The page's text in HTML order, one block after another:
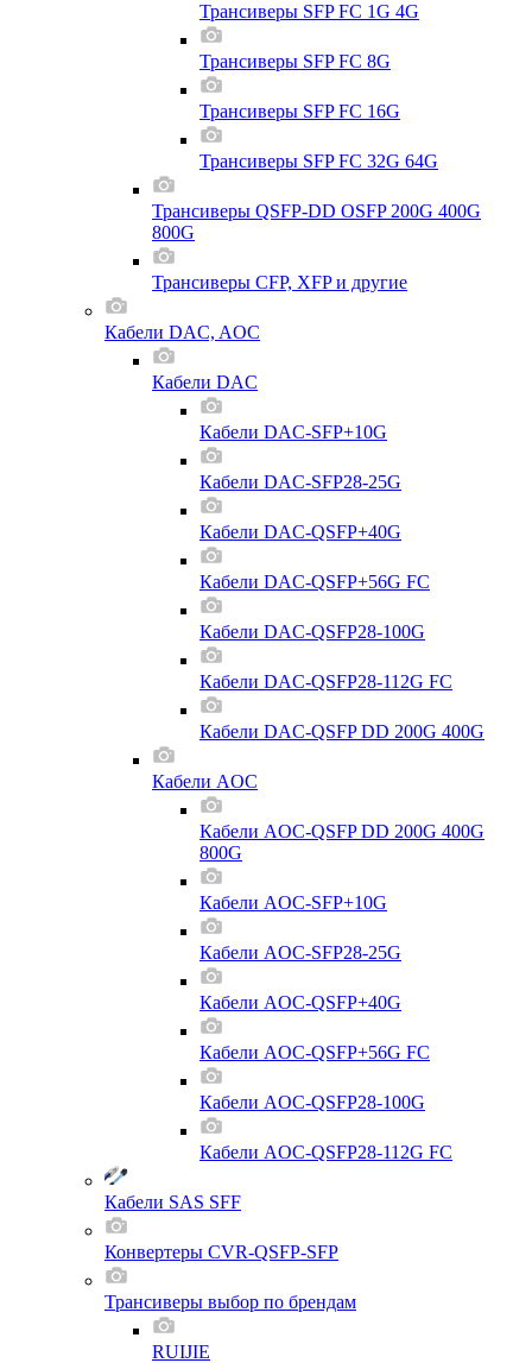
Трансиверы SFP FC 1G 4G
Трансиверы SFP FC 8G
Трансиверы SFP FC 16G
Трансиверы SFP FC 32G 64G
Трансиверы QSFP-DD OSFP 200G 400G
800G
Трансиверы CFP, XFP и другие
Кабели DAC, AOC
Кабели DAC
Кабели DAC-SFP+10G
Кабели DAC-SFP28-25G
Кабели DAC-QSFP+40G
Кабели DAC-QSFP+56G FC
Кабели DAC-QSFP28-100G
Кабели DAC-QSFP28-112G FC
Кабели DAC-QSFP DD 200G 400G
Кабели AOC
Кабели AOC-QSFP DD 200G 400G
800G
Кабели AOC-SFP+10G
Кабели AOC-SFP28-25G
Кабели AOC-QSFP+40G
Кабели AOC-QSFP+56G FC
Кабели AOC-QSFP28-100G
Кабели AOC-QSFP28-112G FC
Кабели SAS SFF
Конвертеры CVR-QSFP-SFP
Трансиверы выбор по брендам
RUIJIE